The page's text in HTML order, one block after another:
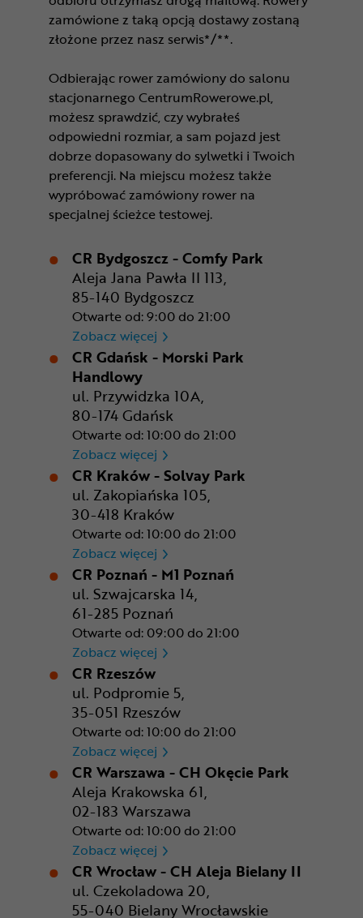
zamówione z taką opcją dostawy zostaną
złożone przez nasz serwis*/**.
Odbierając rower zamówiony do salonu
stacjonarnego CentrumRowerowe.pl,
możesz sprawdzić, czy wybrałeś
odpowiedni rozmiar, a sam pojazd jest
dobrze dopasowany do sylwetki i Twoich
preferencji. Na miejscu możesz także
wypróbować zamówiony rower na
specjalnej ścieżce testowej.
CR Bydgoszcz - Comfy Park
Aleja Jana Pawła II 113,
85-140 Bydgoszcz
Otwarte od: 9:00 do 21:00
Zobacz więcej CR Bydgoszcz - Comfy Park
CR Gdańsk - Morski Park
Handlowy
ul. Przywidzka 10A,
80-174 Gdańsk
Otwarte od: 10:00 do 21:00
Zobacz więcej CR Gdańsk - Morski Park
CR Kraków - Solvay Park
ul. Zakopiańska 105,
30-418 Kraków
Otwarte od: 10:00 do 21:00
Zobacz więcej CR Kraków - Solvay Park
CR Poznań - M1 Poznań
ul. Szwajcarska 14,
61-285 Poznań
Otwarte od: 09:00 do 21:00
Zobacz więcej CR Poznań - M1 Poznań
CR Rzeszów
ul. Podpromie 5,
35-051 Rzeszów
Otwarte od: 10:00 do 21:00
Zobacz więcej CR Rzeszów
CR Warszawa - CH Okęcie Park
Aleja Krakowska 61,
02-183 Warszawa
Otwarte od: 10:00 do 21:00
Zobacz więcej CR Warszawa - CH Okęcie
CR Wrocław - CH Aleja Bielany II
ul. Czekoladowa 20,
55-040 Bielany Wrocławskie